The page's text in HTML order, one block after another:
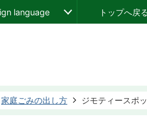
language トップへ戻
家庭ごみの出し方 ジモティースポ